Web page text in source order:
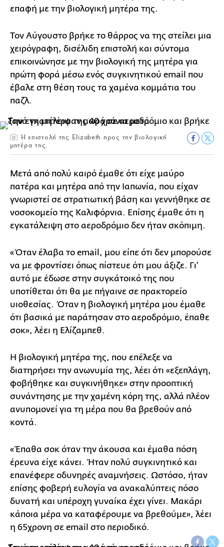
επαφή με την βιολογική μητέρα της.
Τον Αύγουστο βρήκε το θάρρος να της στείλει μια
χειρόγραφη, δισέλιδη επιστολή και σύντομα
επικοινώνησε με την βιολογική της μητέρα για
πρώτη φορά μέσω ενός συγκινητικού email που
έβαλε στη θέση τους τα χαμένα κομμάτια του
παζλ.
Η επιστολή της Elizabeth προς την βιολογική
μητέρα της.
Μετά από πολύ καιρό έμαθε ότι είχε μαύρο
πατέρα και μητέρα από την Ιαπωνία, που είχαν
γνωριστεί σε στρατιωτική βάση και γεννήθηκε σε
νοσοκομείο της Καλιφόρνια. Επίσης έμαθε ότι η
εγκατάλειψη στο αεροδρόμιο δεν ήταν σκόπιμη.
«Όταν έλαβα το email, μου είπε ότι δεν μπορούσε
να με φροντίσει όπως πίστευε ότι μου άξιζε. Γι'
αυτό με έδωσε στην συγκάτοικό της που
υποτίθεται ότι θα με πήγαινε σε πρακτορείο
υιοθεσίας. Όταν η βιολογική μητέρα μου έμαθε
ότι βασικά με παράτησαν στο αεροδρόμιο, έπαθε
σοκ», λέει η Ελίζαμπεθ.
Η βιολογική μητέρα της, που επέλεξε να
διατηρήσει την ανωνυμία της, λέει ότι «εξεπλάγη,
φοβήθηκε και συγκινήθηκε» στην προοπτική
συνάντησης με την χαμένη κόρη της, αλλά πλέον
ανυπομονεί για τη μέρα που θα βρεθούν από
κοντά.
«Έπαθα σοκ όταν την άκουσα και έμαθα πόση
έρευνα είχε κάνει. Ήταν πολύ συγκινητικό και
επανέφερε οδυνηρές αναμνήσεις. Ωστόσο, ήταν
επίσης φοβερή ευλογία να ανακαλύπτεις πόσο
δυνατή και υπέροχη γυναίκα έχει γίνει. Μακάρι
κάποια μέρα να καταφέρουμε να βρεθούμε», λέει
η 65χρονη σε email στο περιοδικό.